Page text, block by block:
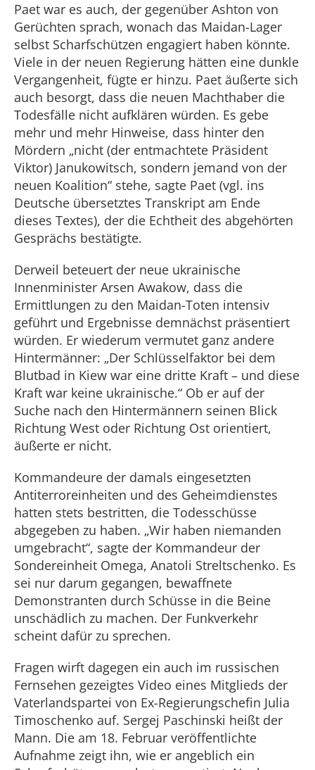
Paet war es auch, der gegenüber Ashton von
Gerüchten sprach, wonach das Maidan-Lager
selbst Scharfschützen engagiert haben könnte.
Viele in der neuen Regierung hätten eine dunkle
Vergangenheit, fügte er hinzu. Paet äußerte sich
auch besorgt, dass die neuen Machthaber die
Todesfälle nicht aufklären würden. Es gebe
mehr und mehr Hinweise, dass hinter den
Mördern „nicht (der entmachtete Präsident
Viktor) Janukowitsch, sondern jemand von der
neuen Koalition“ stehe, sagte Paet (vgl. ins
Deutsche übersetztes Transkript am Ende
dieses Textes), der die Echtheit des abgehörten
Gesprächs bestätigte.
Derweil beteuert der neue ukrainische
Innenminister Arsen Awakow, dass die
Ermittlungen zu den Maidan-Toten intensiv
geführt und Ergebnisse demnächst präsentiert
würden. Er wiederum vermutet ganz andere
Hintermänner: „Der Schlüsselfaktor bei dem
Blutbad in Kiew war eine dritte Kraft – und diese
Kraft war keine ukrainische.“ Ob er auf der
Suche nach den Hintermännern seinen Blick
Richtung West oder Richtung Ost orientiert,
äußerte er nicht.
Kommandeure der damals eingesetzten
Antiterroreinheiten und des Geheimdienstes
hatten stets bestritten, die Todesschüsse
abgegeben zu haben. „Wir haben niemanden
umgebracht“, sagte der Kommandeur der
Sondereinheit Omega, Anatoli Streltschenko. Es
sei nur darum gegangen, bewaffnete
Demonstranten durch Schüsse in die Beine
unschädlich zu machen. Der Funkverkehr
scheint dafür zu sprechen.
Fragen wirft dagegen ein auch im russischen
Fernsehen gezeigtes Video eines Mitglieds der
Vaterlandspartei von Ex-Regierungschefin Julia
Timoschenko auf. Sergej Paschinski heißt der
Mann. Die am 18. Februar veröffentlichte
Aufnahme zeigt ihn, wie er angeblich ein